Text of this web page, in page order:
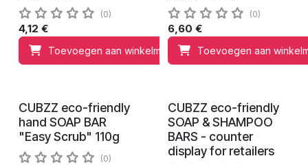
(0)
4,12 €
Toevoegen aan winkelmandje
(0)
6,60 €
Toevoegen aan
0,40 €to charity
CUBZZ eco-friendly
hand SOAP BAR
"Easy Scrub" 110g
(0)
21,94 €to charity
CUBZZ eco-friendly
SOAP & SHAMPOO
BARS - counter
display for retailers